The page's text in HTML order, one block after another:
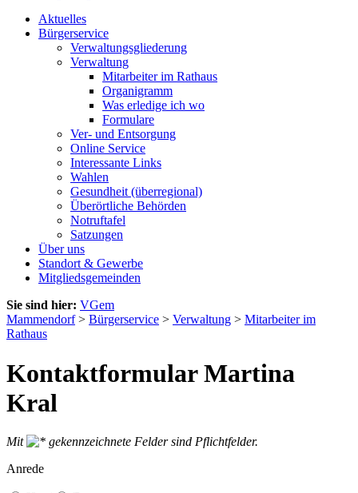
Aktuelles
Bürgerservice
Verwaltungsgliederung
Verwaltung
Mitarbeiter im Rathaus
Organigramm
Was erledige ich wo
Formulare
Ver- und Entsorgung
Online Service
Interessante Links
Wahlen
Gesundheit (überregional)
Überörtliche Behörden
Notruftafel
Satzungen
Über uns
Standort & Gewerbe
Mitgliedsgemeinden
Sie sind hier: VGem
Mammendorf> Bürgerservice > Verwaltung > Mitarbeiter im
Rathaus
Kontaktformular Martina
Kral
Mit
gekennzeichnete Felder sind Pflichtfelder.
Anrede